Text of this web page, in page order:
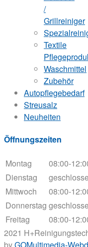
/
Grillreiniger
Textile
Waschmittel
Zubehör
Autopflegebedarf
Streusalz
Neuheiten
Öffnungszeiten
Montag 08:00-
Dienstag
Mittwoch
08:00-
Donnerstag
Freitag
08:00-
2021